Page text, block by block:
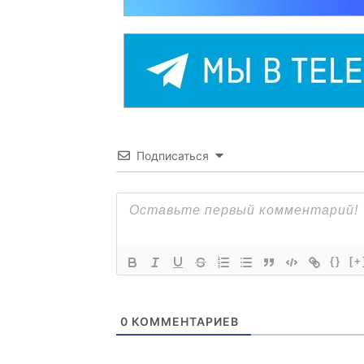
Подписаться
{}
0 КОММЕНТАРИЕВ